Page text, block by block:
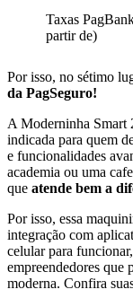
Taxas
partir de)
Por isso, no sétimo
da PagSeguro!
A Moderninha Smart
indicada para quem
e funcionalidades
academia ou uma
que atende bem a
Por isso, essa
integração com
celular para
empreendedores que
moderna. Confira